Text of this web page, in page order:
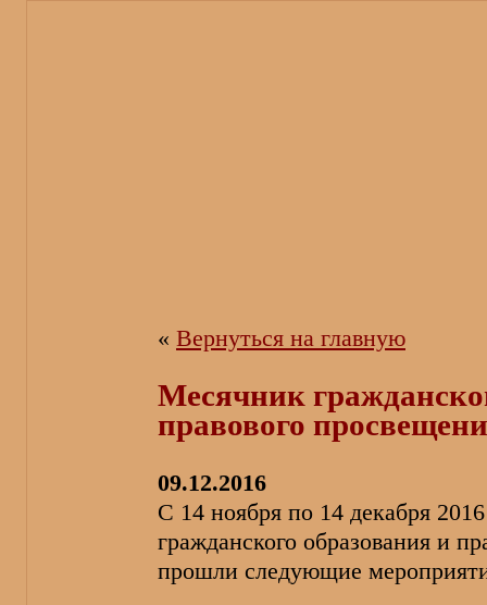
« Вернуться на главную
Месячник
правового
09.12.2016
С 14 ноября по 14 декабря
гражданского образования и
прошли следующие